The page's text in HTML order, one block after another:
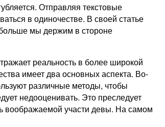
Отправляя текстовые
в одиночестве. В своей статье
мы держим в стороне
реальность в более широкой
имеет два основных аспекта. Во-
различные методы, чтобы
недооценивать. Это преследует
воображаемой участи девы. На самом